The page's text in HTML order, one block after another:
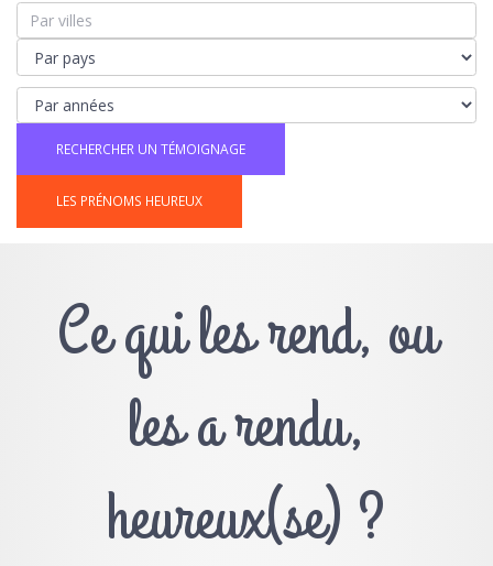
LES PRÉNOMS HEUREUX
Ce qui les rend, ou
les a rendu,
heureux(se) ?